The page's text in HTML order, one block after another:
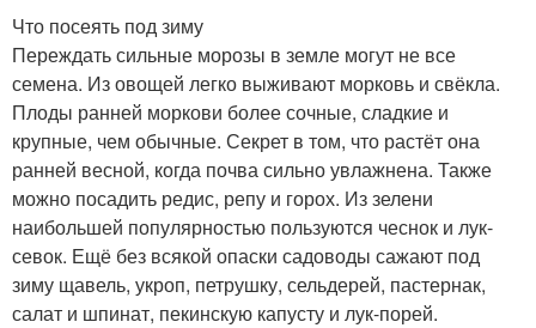
Что посеять под зиму
Переждать сильные морозы в земле могут не все
семена. Из овощей легко выживают морковь и свёкла.
Плоды ранней моркови более сочные, сладкие и
крупные, чем обычные. Секрет в том, что растёт она
ранней весной, когда почва сильно увлажнена. Также
можно посадить редис, репу и горох. Из зелени
наибольшей популярностью пользуются чеснок и лук-
севок. Ещё без всякой опаски садоводы сажают под
зиму щавель, укроп, петрушку, сельдерей, пастернак,
салат и шпинат, пекинскую капусту и лук-порей.